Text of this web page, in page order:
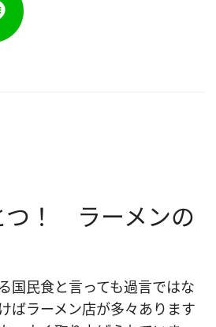
つ！ ラーメンの
国民食と言っても過言ではな
ばラーメン店が多々あります